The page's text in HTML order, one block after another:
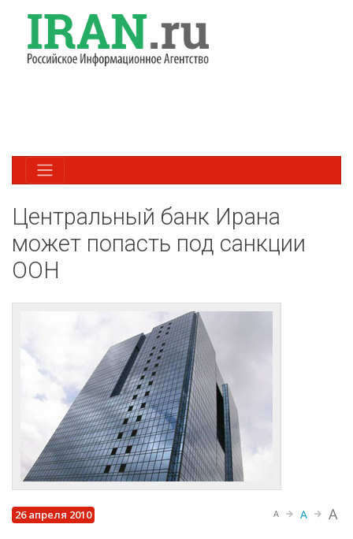
Центральный банк Ирана
может попасть под санкции
ООН
26 апреля 2010 A A A